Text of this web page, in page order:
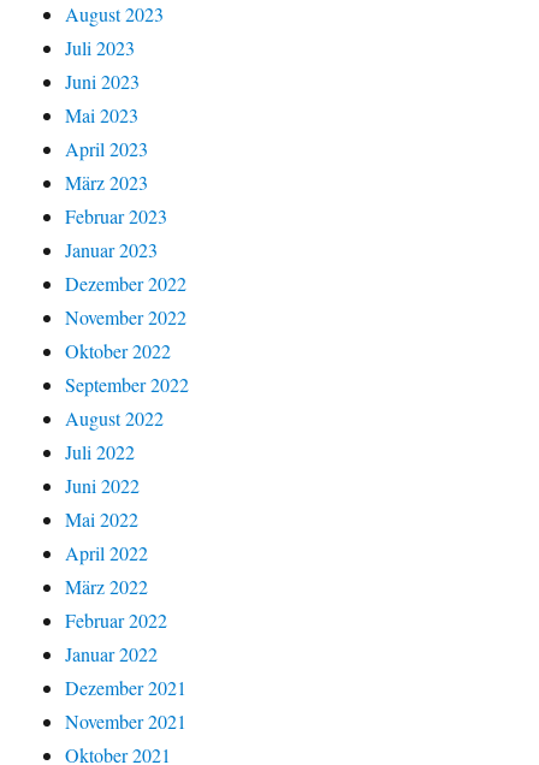
August 2023
Juli 2023
Juni 2023
Mai 2023
April 2023
März 2023
Februar 2023
Januar 2023
Dezember 2022
November 2022
Oktober 2022
September 2022
August 2022
Juli 2022
Juni 2022
Mai 2022
April 2022
März 2022
Februar 2022
Januar 2022
Dezember 2021
November 2021
Oktober 2021